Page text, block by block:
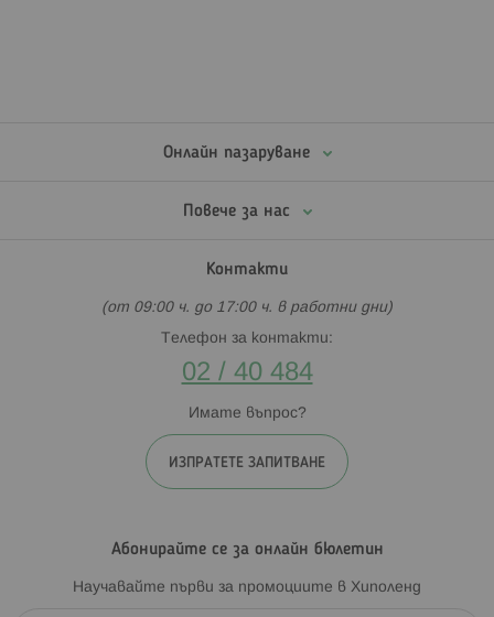
Онлайн пазаруване
Повече за нас
Контакти
(от 09:00 ч. до 17:00 ч. в работни дни)
Телефон за контакти:
02 / 40 484
Имате въпрос?
ИЗПРАТЕТЕ ЗАПИТВАНЕ
Абонирайте се за онлайн бюлетин
Научавайте първи за промоциите в Хиполенд